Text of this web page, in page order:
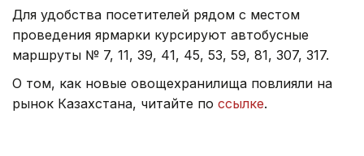
Для удобства посетителей рядом с местом
проведения ярмарки курсируют автобусные
маршруты № 7, 11, 39, 41, 45, 53, 59, 81, 307, 317.
О том, как новые овощехранилища повлияли на
рынок Казахстана, читайте по ссылке.